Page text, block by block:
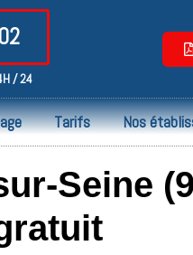
/ 24
Tarifs Nos
Seine